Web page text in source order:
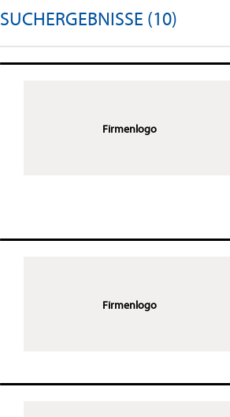
SUCHERGEBNISSE (10)
Firmenlogo
Firmenlogo